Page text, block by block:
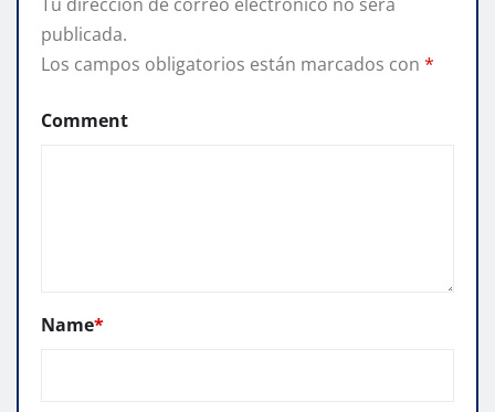
publicada.
Los campos obligatorios están marcados con *
Comment
Name*